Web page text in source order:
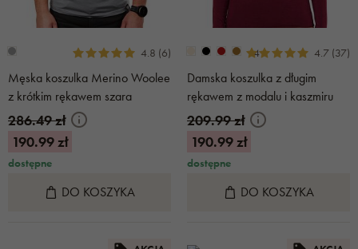
4.8 (6)
Męska koszulka Merino Woolee
z krótkim rękawem szara
286.49 zł
190.99 zł
dostępne
DO KOSZYKA
+4 4.7 (37)
Damska koszulka z długim
rękawem z modalu i kaszmiru
bordowa
209.99 zł
190.99 zł
dostępne
DO KOSZYKA